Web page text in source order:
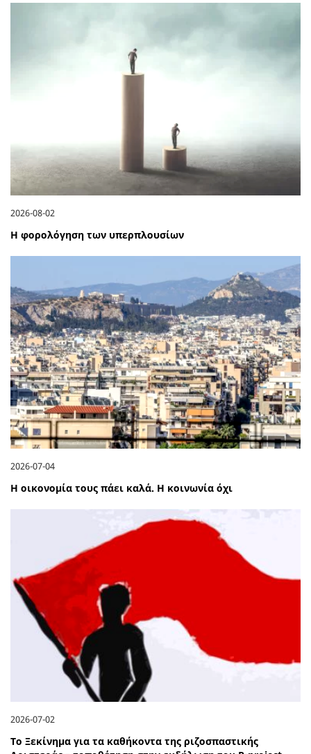
2026-08-02
Η φορολόγηση των υπερπλουσίων
2026-07-04
Η οικονομία τους πάει καλά. Η κοινωνία όχι
2026-07-02
Το Ξεκίνημα για τα καθήκοντα της ριζοσπαστικής